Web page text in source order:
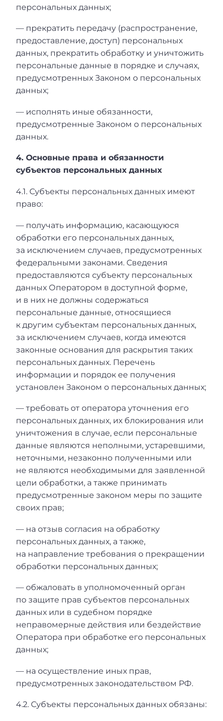
персональных данных;
— прекратить передачу (распространение,
предоставление, доступ) персональных
данных, прекратить обработку и уничтожить
персональные данные в порядке и случаях,
предусмотренных Законом о персональных
данных;
— исполнять иные обязанности,
предусмотренные Законом о персональных
данных.
4. Основные права и обязанности
субъектов персональных данных
4.1. Субъекты персональных данных имеют
право:
— получать информацию, касающуюся
обработки его персональных данных,
за исключением случаев, предусмотренных
федеральными законами. Сведения
предоставляются субъекту персональных
данных Оператором в доступной форме,
и в них не должны содержаться
персональные данные, относящиеся
к другим субъектам персональных данных,
за исключением случаев, когда имеются
законные основания для раскрытия таких
персональных данных. Перечень
информации и порядок ее получения
установлен Законом о персональных данных;
— требовать от оператора уточнения его
персональных данных, их блокирования или
уничтожения в случае, если персональные
данные являются неполными, устаревшими,
неточными, незаконно полученными или
не являются необходимыми для заявленной
цели обработки, а также принимать
предусмотренные законом меры по защите
своих прав;
— на отзыв согласия на обработку
персональных данных, а также,
на направление требования о прекращении
обработки персональных данных;
— обжаловать в уполномоченный орган
по защите прав субъектов персональных
данных или в судебном порядке
неправомерные действия или бездействие
Оператора при обработке его персональных
данных;
— на осуществление иных прав,
предусмотренных законодательством РФ.
4.2. Субъекты персональных данных обязаны: